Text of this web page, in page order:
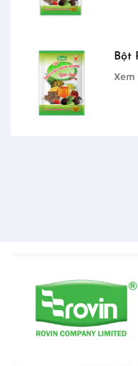
Bột